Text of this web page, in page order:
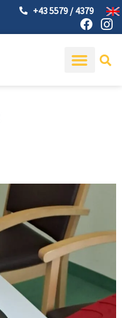
+43 5579 / 4379